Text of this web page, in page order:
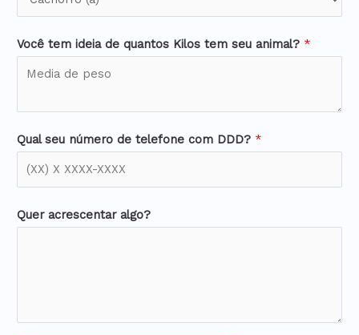
Você tem ideia de quantos Kilos tem seu animal? *
Qual seu número de telefone com DDD? *
Quer acrescentar algo?